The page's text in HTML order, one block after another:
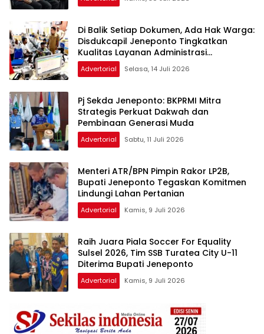
Di Balik Setiap Dokumen, Ada Hak Warga:
Disdukcapil Jeneponto Tingkatkan
Kualitas Layanan Administrasi
Kependudukan
Advertorial Selasa, 14 Juli 2026
Pj Sekda Jeneponto: BKPRMI Mitra
Strategis Perkuat Dakwah dan
Pembinaan Generasi Muda
Advertorial Sabtu, 11 Juli 2026
Menteri ATR/BPN Pimpin Rakor LP2B,
Bupati Jeneponto Tegaskan Komitmen
Lindungi Lahan Pertanian
Advertorial Kamis, 9 Juli 2026
Raih Juara Piala Soccer For Equality
Sulsel 2026, Tim SSB Turatea City U-11
Diterima Bupati Jeneponto
Advertorial Kamis, 9 Juli 2026